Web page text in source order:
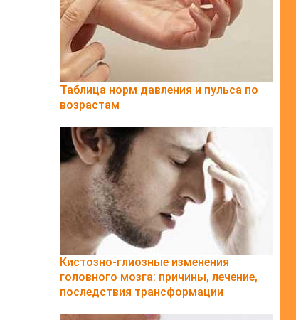
Таблица норм давления и пульса по
возрастам
Кистозно-глиозные изменения
головного мозга: причины, лечение,
последствия трансформации